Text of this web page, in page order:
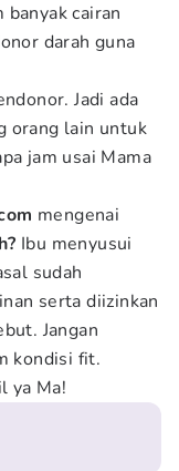
cairan
darah guna
Jadi ada
orang lain untuk
jam usai Mama
mengenai
Ibu menyusui
sudah
serta diizinkan
Jangan
kondisi fit.
ya Ma!